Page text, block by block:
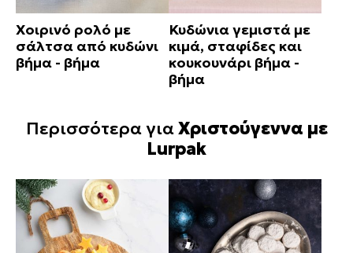
Χοιρινό ρολό με
σάλτσα από κυδώνι
βήμα - βήμα
Κυδώνια γεμιστά με
κιμά, σταφίδες και
κουκουνάρι βήμα -
βήμα
Περισσότερα γιαΧριστούγεννα με
Lurpak